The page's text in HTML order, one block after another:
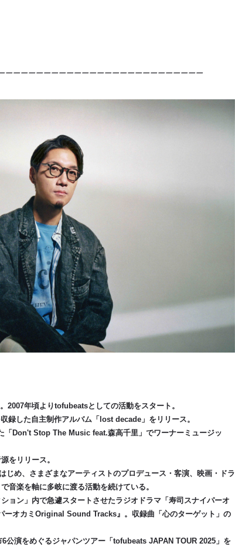
ーーーーーーーーーーーーーーーーーーーーーーーーーー
2007年頃よりtofubeatsとしての活動をスタート。
録した自主制作アルバム「lost decade」をリリース。
「Don't Stop The Music feat.森高千里」でワーナーミュージッ
をリリース。
じめ、さまざまなアーティストのプロデュース・客演、映画・ドラ
音楽を軸に多岐に渡る活動を続けている。
ョン」内で急遽スタートさせたラジオドラマ「寿司スナイパーオ
ーオカミOriginal Sound Tracks』。収録曲「心のターゲット」の
公演をめぐるジャパンツアー「tofubeats JAPAN TOUR 2025」を